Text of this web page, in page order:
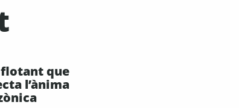
flotant que
l’ànima